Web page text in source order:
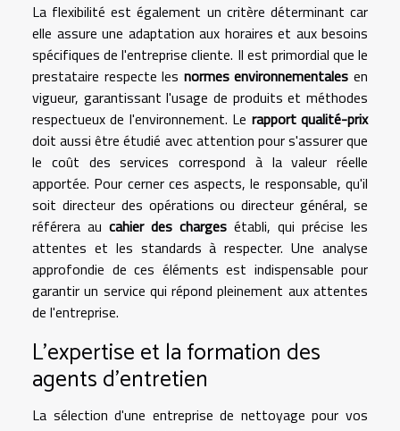
La flexibilité est également un critère déterminant car
elle assure une adaptation aux horaires et aux besoins
spécifiques de l'entreprise cliente. Il est primordial que le
prestataire respecte les normes environnementales en
vigueur, garantissant l'usage de produits et méthodes
respectueux de l'environnement. Le rapport qualité-prix
doit aussi être étudié avec attention pour s'assurer que
le coût des services correspond à la valeur réelle
apportée. Pour cerner ces aspects, le responsable, qu'il
soit directeur des opérations ou directeur général, se
référera au cahier des charges établi, qui précise les
attentes et les standards à respecter. Une analyse
approfondie de ces éléments est indispensable pour
garantir un service qui répond pleinement aux attentes
de l'entreprise.
L'expertise et la formation des
agents d'entretien
La sélection d'une entreprise de nettoyage pour vos